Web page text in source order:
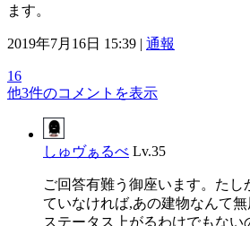
ます。
2019年7月16日 15:39 | 通報
16
他3件のコメントを表示
しゅヴぁるべ Lv.35
ご回答有難う御座います。たし
ていなければ,あの建物なんて
ステータス上がるわけでもな